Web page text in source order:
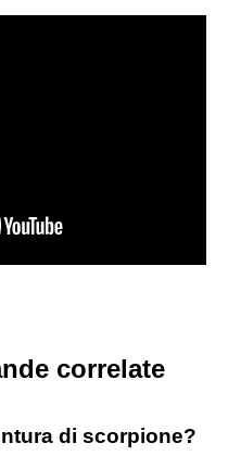
correlate
di scorpione?